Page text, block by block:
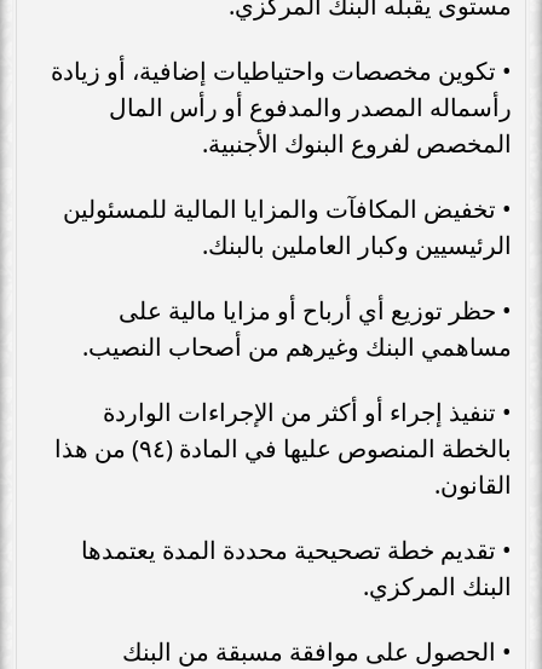
• تكوین مخصصات واحتياطيات إضافية، أو زيادة
رأسماله المصدر والمدفوع أو رأس المال
المخصص لفروع البنوك الأجنبية.
• تخفيض المكافآت والمزايا المالية للمسئولين
الرئيسيين وكبار العاملين بالبنك.
• حظر توزيع أي أرباح أو مزايا مالية على
مساهمي البنك وغيرهم من أصحاب النصيب.
• تنفيذ إجراء أو أكثر من الإجراءات الواردة
بالخطة المنصوص عليها في المادة (٩٤) من هذا
القانون.
• تقديم خطة تصحيحية محددة المدة يعتمدها
البنك المركزي.
• الحصول على موافقة مسبقة من البنك